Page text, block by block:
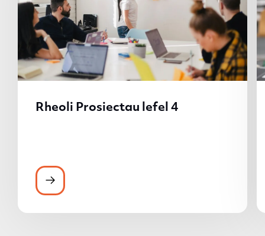
Rheoli Prosiectau lefel 4
Rheoli Prosiectau lefel 4